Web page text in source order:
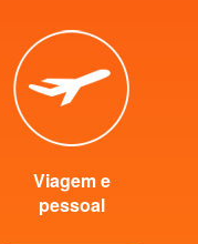
Viagem e
pessoal